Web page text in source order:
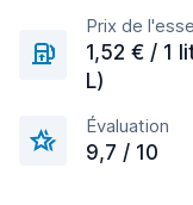
Prix de
1,52 € / 1
L)
Évaluation
9,7 / 10